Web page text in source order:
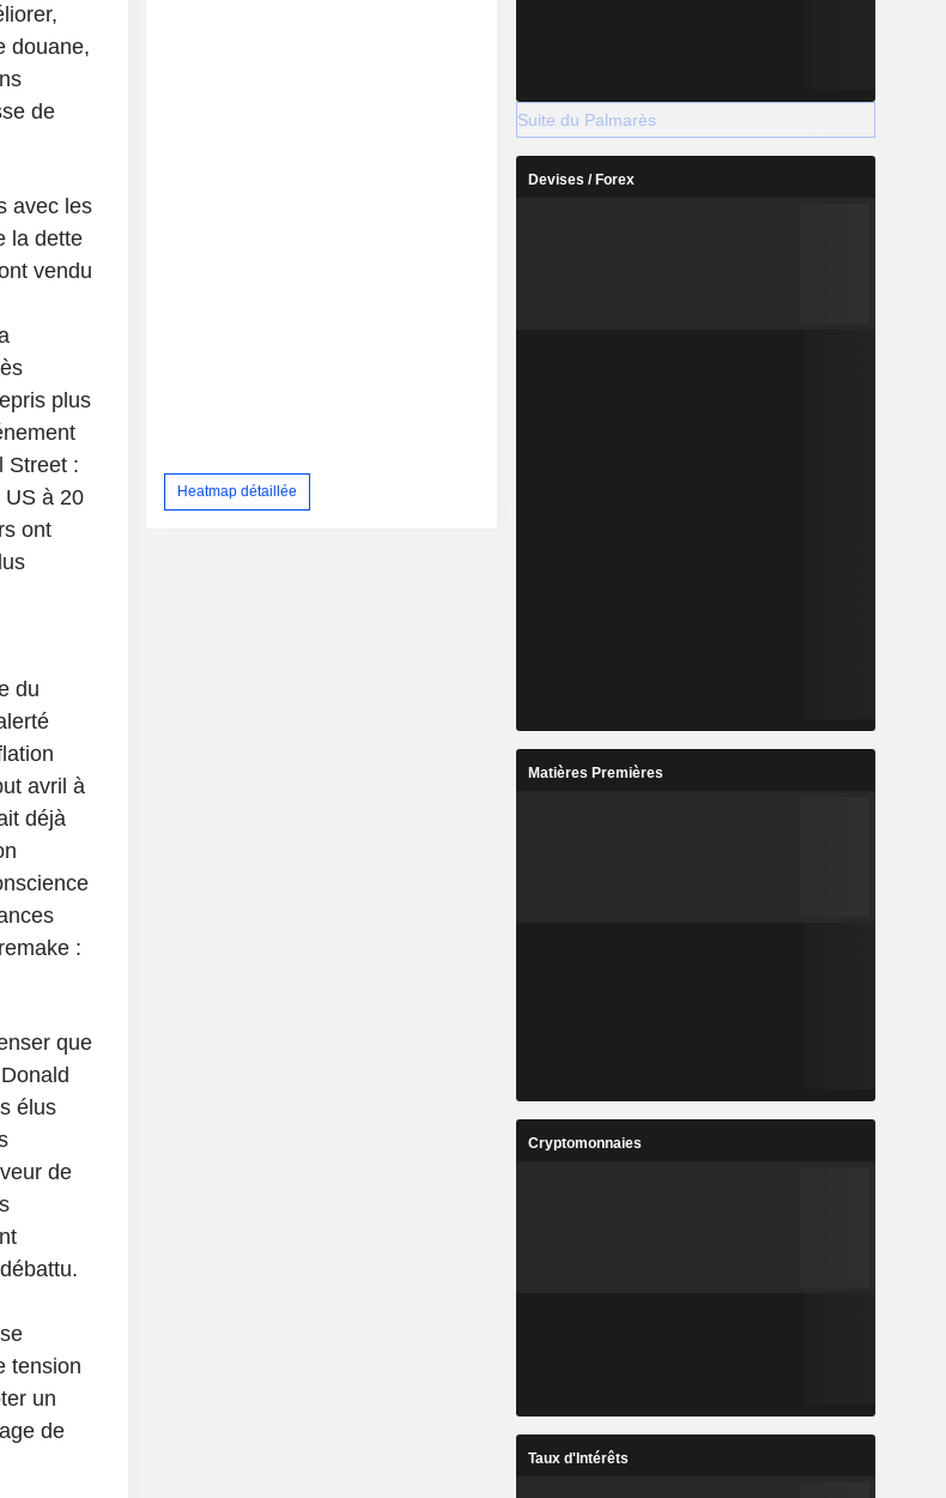
douane,
de
avec les
la dette
vendu
plus
Street :
US à 20
ont
du
avril à
déjà
:
que
élus
de
tension
un
de
Heatmap détaillée
Suite du Palmarès
Devises / Forex
Matières Premières
Cryptomonnaies
Taux d'Intérêts